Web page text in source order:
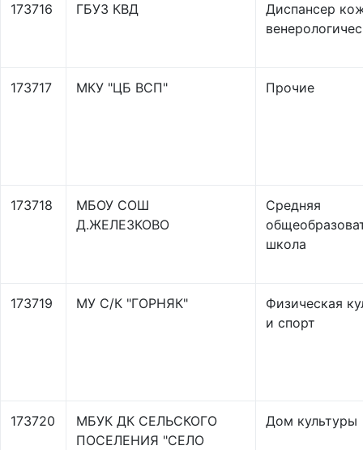
173716 ГБУЗ КВД
Диспансер
173717 МКУ "ЦБ ВСП" Прочие
173718
МБОУ СОШ
Д.ЖЕЛЕЗКОВО
Средняя
школа
173719 МУ С/К "ГОРНЯК"
Физическая
и спорт
173720
МБУК ДК СЕЛЬСКОГО
ПОСЕЛЕНИЯ "СЕЛО
Дом культуры